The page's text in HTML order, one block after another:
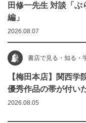
田修一先生 対談「
編」
2026.08.07
書店で見る・知る・
【梅田本店】関西
優秀作品の帯が付い
2026.08.05